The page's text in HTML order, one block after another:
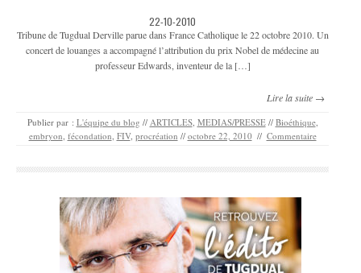
22-10-2010
Tribune de Tugdual Derville parue dans France Catholique le 22 octobre 2010. Un
concert de louanges a accompagné l’attribution du prix Nobel de médecine au
professeur Edwards, inventeur de la […]
Lire la suite →
Publier par : L'équipe du blog // ARTICLES, MEDIAS/PRESSE // Bioéthique,
embryon fécondation FIV, procréation // octobre 22, 2010 // Commentaire